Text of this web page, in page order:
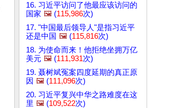
16. 习近平访问了他最应该访问的
国家 🖼️ (115,986次)
17. "中国最后领导人"是指习近平
还是中国 🖼️ (115,816次)
18. 为使命而来！他拒绝坐拥万亿
美元 🖼️ (111,931次)
19. 聂树斌冤案四度延期的真正原
因 🖼️ (111,096次)
20. 习近平复兴中华之路难度在这
里 🖼️ (109,522次)